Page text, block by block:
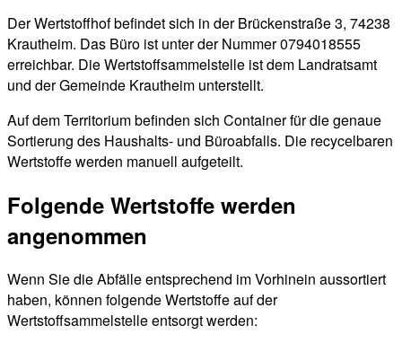
Der Wertstoffhof befindet sich in der Brückenstraße 3, 74238
Krautheim. Das Büro ist unter der Nummer 0794018555
erreichbar. Die Wertstoffsammelstelle ist dem Landratsamt
und der Gemeinde Krautheim unterstellt.
Auf dem Territorium befinden sich Container für die genaue
Sortierung des Haushalts- und Büroabfalls. Die recycelbaren
Wertstoffe werden manuell aufgeteilt.
Folgende Wertstoffe werden
angenommen
Wenn Sie die Abfälle entsprechend im Vorhinein aussortiert
haben, können folgende Wertstoffe auf der
Wertstoffsammelstelle entsorgt werden: